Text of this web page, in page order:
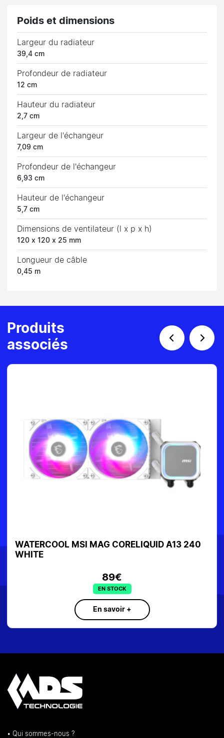
Poids et dimensions
Largeur du radiateur
39,4 cm
Profondeur de radiateur
12 cm
Hauteur du radiateur
2,7 cm
Largeur de l'échangeur
7,09 cm
Profondeur de l'échangeur
6,93 cm
Hauteur de l'échangeur
5,7 cm
Dimensions de ventilateur (l x p x h)
120 x 120 x 25 mm
Longueur de câble
0,45 m
Produits
associés
A13 240
WATERCOOLING CORSAIR iCUE
• Qui sommes-nous ?